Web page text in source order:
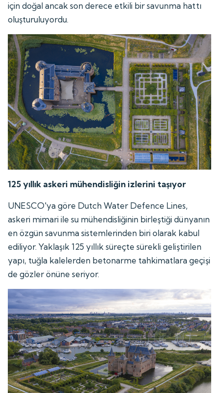
için doğal ancak son derece etkili bir savunma hattı
oluşturuluyordu.
125 yıllık askeri mühendisliğin izlerini taşıyor
UNESCO'ya göre Dutch Water Defence Lines,
askeri mimari ile su mühendisliğinin birleştiği dünyanın
en özgün savunma sistemlerinden biri olarak kabul
ediliyor. Yaklaşık 125 yıllık süreçte sürekli geliştirilen
yapı, tuğla kalelerden betonarme tahkimatlara geçişi
de gözler önüne seriyor.